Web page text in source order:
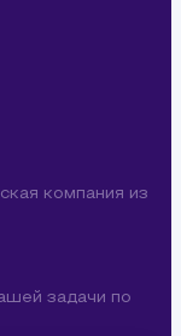
компания из
задачи по